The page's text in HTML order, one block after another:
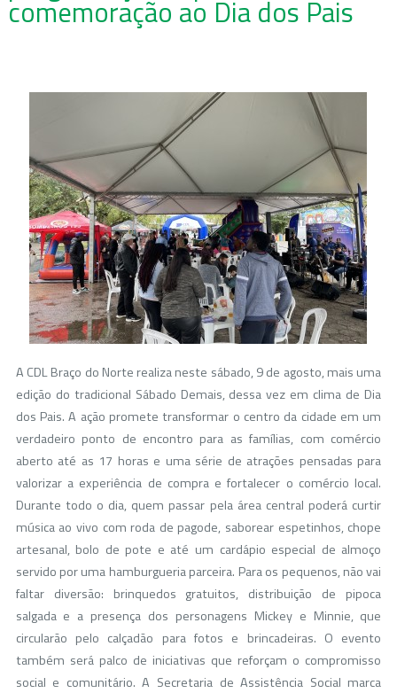
comemoração ao Dia dos Pais
A CDL Braço do Norte realiza neste sábado, 9 de agosto, mais uma
edição do tradicional Sábado Demais, dessa vez em clima de Dia
dos Pais. A ação promete transformar o centro da cidade em um
verdadeiro ponto de encontro para as famílias, com comércio
aberto até as 17 horas e uma série de atrações pensadas para
valorizar a experiência de compra e fortalecer o comércio local.
Durante todo o dia, quem passar pela área central poderá curtir
música ao vivo com roda de pagode, saborear espetinhos, chope
artesanal, bolo de pote e até um cardápio especial de almoço
servido por uma hamburgueria parceira. Para os pequenos, não vai
faltar diversão: brinquedos gratuitos, distribuição de pipoca
salgada e a presença dos personagens Mickey e Minnie, que
circularão pelo calçadão para fotos e brincadeiras. O evento
também será palco de iniciativas que reforçam o compromisso
social e comunitário. A Secretaria de Assistência Social marca